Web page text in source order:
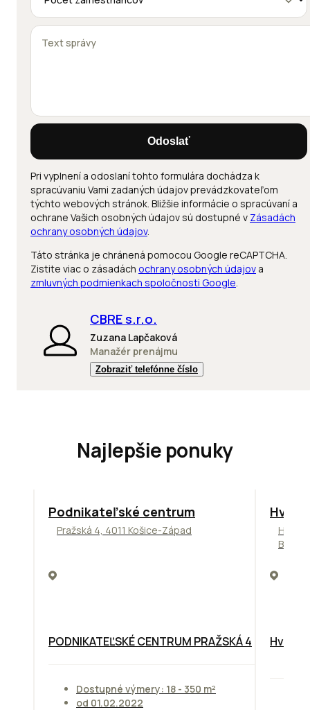
Odoslať
Pri vyplnení a odoslaní tohto formulára dochádza k
spracúvaniu Vami zadaných údajov prevádzkovateľom
týchto webových stránok. Bližšie informácie o spracúvaní a
ochrane Vašich osobných údajov sú dostupné v Zásadách
ochrany osobných údajov.
Táto stránka je chránená pomocou Google reCAPTCHA.
Zistite viac o zásadách ochrany osobných údajov a
zmluvných podmienkach spoločnosti Google.
CBRE s.r.o.
Zuzana Lapčaková
Manažér prenájmu
Zobraziť telefónne číslo
Najlepšie ponuky
ODPORÚČAME
Podnikateľské centrum
Pražská 4, 4011 Košice-Západ
PODNIKATEĽSKÉ CENTRUM PRAŽSKÁ 4
Dostupné výmery: 18 - 350 m²
od 01.02.2022